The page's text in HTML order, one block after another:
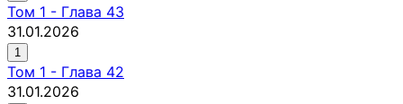
Том 1 - Глава 43
31.01.2026
1
Том 1 - Глава 42
31.01.2026